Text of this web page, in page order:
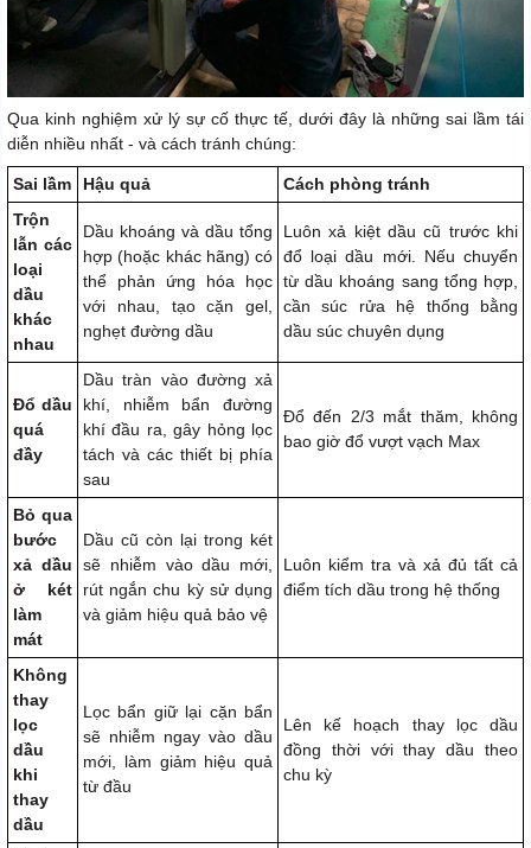
Qua kinh nghiệm xử lý sự cố thực tế, dưới đây là những sai lầm tái
diễn nhiều nhất - và cách tránh chúng:
Sai lầm Hậu quả
Cách phòng tránh
Trộn
lẫn các
loại
dầu
khác
nhau
Dầu khoáng và dầu tổng
hợp (hoặc khác hãng) có
thể phản ứng hóa học
với nhau, tạo cặn gel,
nghẹt đường dầu
Luôn xả kiệt dầu cũ trước khi
đổ loại dầu mới. Nếu chuyển
từ dầu khoáng sang tổng hợp,
cần súc rửa hệ thống bằng
dầu súc chuyên dụng
Đổ dầu
quá
đầy
Dầu tràn vào đường xả
khí, nhiễm bẩn đường
khí đầu ra, gây hỏng lọc
tách và các thiết bị phía
sau
Đổ đến 2/3 mắt thăm, không
bao giờ đổ vượt vạch Max
Bỏ qua
bước
xả dầu
ở két
làm
mát
Dầu cũ còn lại trong két
sẽ nhiễm vào dầu mới,
rút ngắn chu kỳ sử dụng
và giảm hiệu quả bảo vệ
Luôn kiểm tra và xả đủ tất cả
điểm tích dầu trong hệ thống
Không
thay
lọc
dầu
khi
thay
dầu
Lọc bẩn giữ lại cặn bẩn
sẽ nhiễm ngay vào dầu
mới, làm giảm hiệu quả
từ đầu
Lên kế hoạch thay lọc dầu
đồng thời với thay dầu theo
chu kỳ